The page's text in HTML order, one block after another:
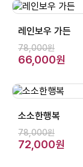
레인보우 가든
78,000원
66,000원
소소한행복
78,000원
72,000원